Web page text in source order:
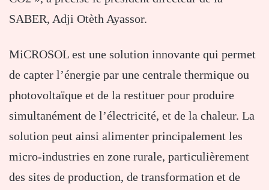
SABER, Adji Otèth Ayassor.
MiCROSOL est une solution innovante qui permet
de capter l’énergie par une centrale thermique ou
photovoltaïque et de la restituer pour produire
simultanément de l’électricité, et de la chaleur. La
solution peut ainsi alimenter principalement les
micro-industries en zone rurale, particulièrement
des sites de production, de transformation et de